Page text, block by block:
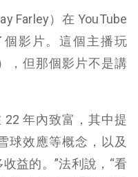
Farley）在 YouTube
個影片。這個主播玩
，但那個影片不是講
22 年內致富，其中提
球效應等概念，以及
益的。”法利說，“看